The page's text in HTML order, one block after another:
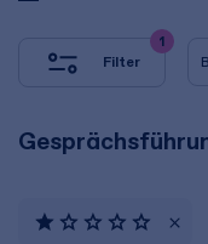
Filter
1